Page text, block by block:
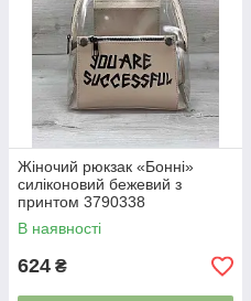
Жіночий рюкзак «Бонні»
силіконовий бежевий з
принтом 3790338
В наявності
624 ₴